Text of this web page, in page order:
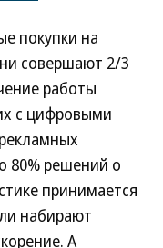
покупки на
совершают 2/3
работы
с цифровыми
80% решений о
принимается
набирают
А